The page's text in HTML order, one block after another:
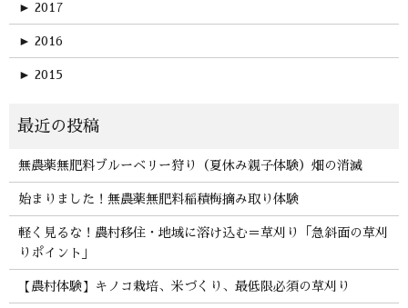
► 2017
► 2016
► 2015
無農薬無肥料ブルーベリー狩り（夏休み親子体験）畑の消滅
始まりました！無農薬無肥料稲積梅摘み取り体験
軽く見るな！農村移住・地域に溶け込む＝草刈り「急斜面の草刈
りポイント」
【農村体験】キノコ栽培、米づくり、最低限必須の草刈り